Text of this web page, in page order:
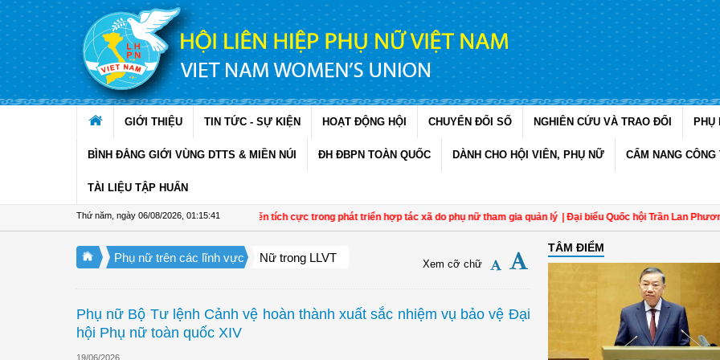
Truy cập nội dung luôn
GIỚI THIỆU TIN TỨC - SỰ KIỆN HOẠT ĐỘNG HỘI CHUYỂN ĐỔI SỐ NGHIÊN CỨU VÀ TRAO ĐỔI PHỤ
BÌNH ĐẲNG GIỚI VÙNG DTTS & MIỀN NÚI ĐH ĐBPN TOÀN QUỐC DÀNH CHO HỘI VIÊN, PHỤ NỮ CẨM NANG CÔNG
TÀI LIỆU TẬP HUẤN
Thứ năm, ngày 06/08/2026 01:15:42
Đề án 01 tạo chuyển biến tích cực trong phát triển hợp tác xã do phụ nữ tham gia quản lý | Đại biểu Quốc hội Trần Lan Phương:
Phụ nữ trên các lĩnh vực Nữ trong LLVT Xem cỡ chữ
Phụ nữ Bộ Tư lệnh Cảnh vệ hoàn thành xuất sắc nhiệm vụ bảo vệ Đại
hội Phụ nữ toàn quốc XIV
19/06/2026
TÂM ĐIỂM